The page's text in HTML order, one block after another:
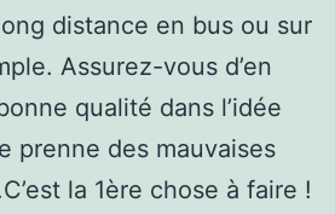
distance en bus ou sur
Assurez-vous d’en
qualité dans l’idée
prenne des mauvaises
la 1ère chose à faire !